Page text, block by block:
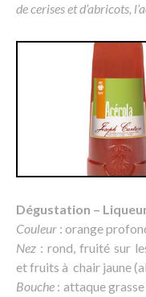
de cerises et d’abricots,
Dégustation –
Couleur : orange
Nez : rond, fruité sur
et fruits à chair jaune
Bouche : attaque